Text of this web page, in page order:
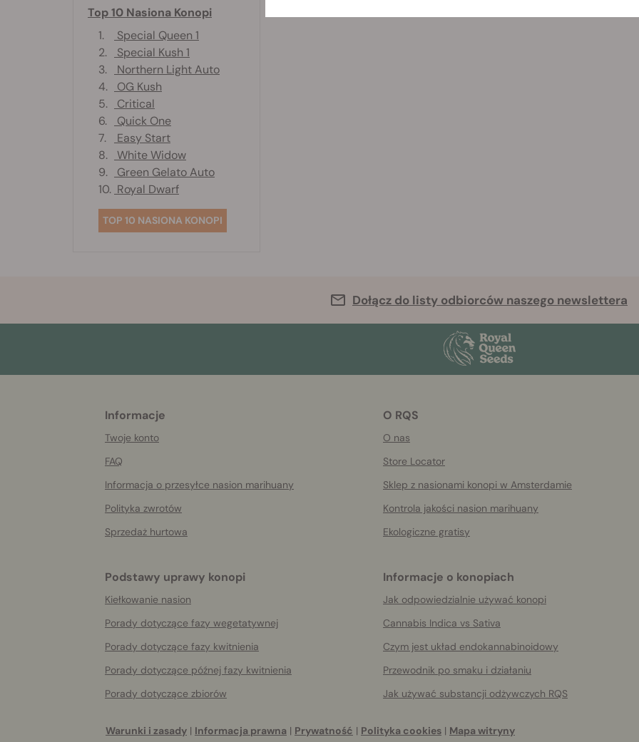
Top 10 Nasiona Konopi
1.
Special Queen 1
2.
Special Kush 1
3.
Northern Light Auto
4.
OG Kush
5.
Critical
6.
Quick One
7.
Easy Start
8.
White Widow
9.
Green Gelato Auto
10. Royal Dwarf
TOP 10 NASIONA KONOPI
Dołącz do listy odbiorców naszego newslettera
Informacje
Twoje konto
FAQ
Informacja o przesyłce nasion marihuany
Polityka zwrotów
Sprzedaż hurtowa
O RQS
O nas
Store Locator
Sklep z nasionami konopi w Amsterdamie
Kontrola jakości nasion marihuany
Ekologiczne gratisy
Podstawy uprawy konopi
Kiełkowanie nasion
Porady dotyczące fazy wegetatywnej
Porady dotyczące fazy kwitnienia
Porady dotyczące późnej fazy kwitnienia
Porady dotyczące zbiorów
Informacje o konopiach
Jak odpowiedzialnie używać konopi
Cannabis Indica vs Sativa
Czym jest układ endokannabinoidowy
Przewodnik po smaku i działaniu
Jak używać substancji odżywczych RQS
Warunki i zasady | Informacja prawna | Prywatność | Polityka cookies | Mapa witryny